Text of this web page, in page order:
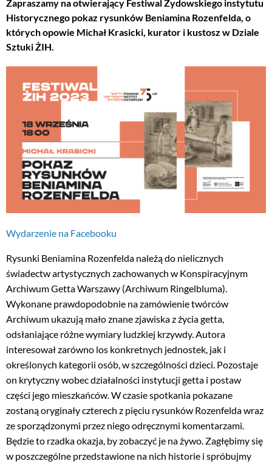
Zapraszamy na otwierający Festiwal Żydowskiego instytutu
Historycznego pokaz rysunków Beniamina Rozenfelda, o
których opowie Michał Krasicki, kurator i kustosz w Dziale
Sztuki ŻIH.
Wydarzenie na Facebooku
Rysunki Beniamina Rozenfelda należą do nielicznych
świadectw artystycznych zachowanych w Konspiracyjnym
Archiwum Getta Warszawy (Archiwum Ringelbluma).
Wykonane prawdopodobnie na zamówienie twórców
Archiwum ukazują mało znane zjawiska z życia getta,
odsłaniające różne wymiary ludzkiej krzywdy. Autora
interesował zarówno los konkretnych jednostek, jak i
określonych kategorii osób, w szczególności dzieci. Pozostaje
on krytyczny wobec działalności instytucji getta i postaw
części jego mieszkańców. W czasie spotkania pokazane
zostaną oryginały czterech z pięciu rysunków Rozenfelda wraz
ze sporządzonymi przez niego odręcznymi komentarzami.
Będzie to rzadka okazja, by zobaczyć je na żywo. Zagłębimy się
w poszczególne przedstawione na nich historie i spróbujmy